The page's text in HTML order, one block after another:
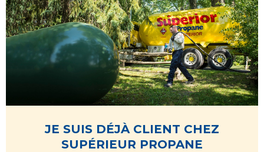
JE SUIS DÉJÀ CLIENT CHEZ
SUPÉRIEUR PROPANE